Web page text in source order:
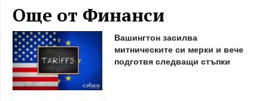
Още от Финанси
Вашингтон засилва
митническите си мерки и вече
подготвя следващи стъпки